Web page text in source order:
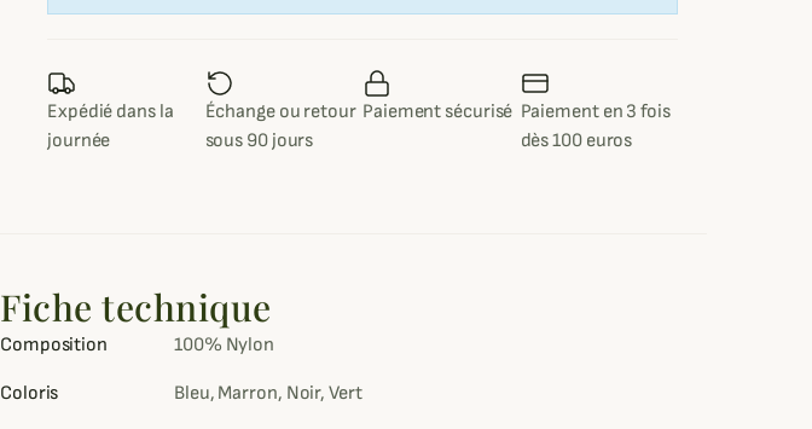
Expédié dans la
journée
Échange ou retour
sous 90 jours
Paiement sécurisé Paiement en 3 fois
dès 100 euros
Fiche technique
Composition 100% Nylon
Coloris Bleu, Marron, Noir, Vert